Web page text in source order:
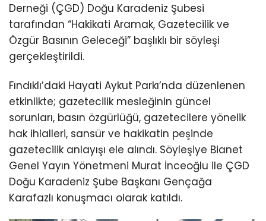
Derneği (ÇGD) Doğu Karadeniz Şubesi
tarafından “Hakikati Aramak, Gazetecilik ve
Özgür Basının Geleceği” başlıklı bir söyleşi
gerçekleştirildi.
Fındıklı’daki Hayati Aykut Parkı’nda düzenlenen
etkinlikte; gazetecilik mesleğinin güncel
sorunları, basın özgürlüğü, gazetecilere yönelik
hak ihlalleri, sansür ve hakikatin peşinde
gazetecilik anlayışı ele alındı. Söyleşiye Bianet
Genel Yayın Yönetmeni Murat İnceoğlu ile ÇGD
Doğu Karadeniz Şube Başkanı Gençağa
Karafazlı konuşmacı olarak katıldı.